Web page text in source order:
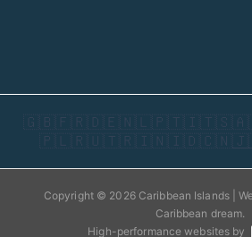
🇬🇧 🇫🇷 🇩🇪 🇳🇱 🇵🇹 🇮🇹 🇸🇦
🇵🇱 🇷🇺 🇹🇷 🇮🇳 🇮🇩 🇨🇳
Copyright © 2026 Caribbean Islands |
Caribbean dream.
High-performance websites by